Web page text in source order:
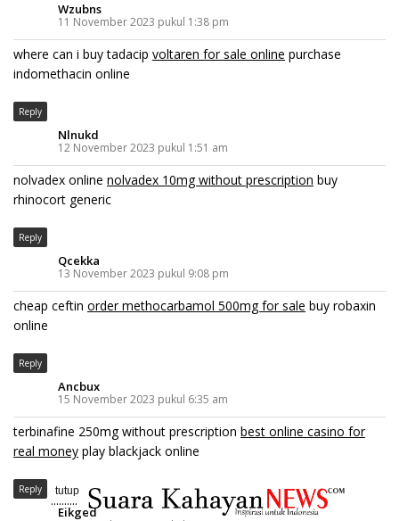
Wzubns
11 November 2023 pukul 1:38 pm
where can i buy tadacip voltaren for sale online purchase
indomethacin online
Reply
Nlnukd
12 November 2023 pukul 1:51 am
nolvadex online nolvadex 10mg without prescription buy
rhinocort generic
Reply
Qcekka
13 November 2023 pukul 9:08 pm
cheap ceftin order methocarbamol 500mg for sale buy robaxin
online
Reply
Ancbux
15 November 2023 pukul 6:35 am
terbinafine 250mg without prescription best online casino for
real money play blackjack online
Reply
Eikged
tutup
..........